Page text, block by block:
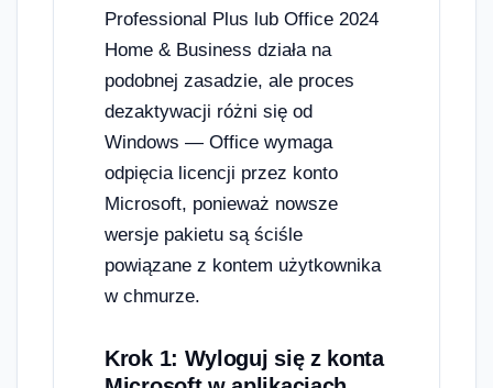
Professional Plus lub Office 2024
Home & Business działa na
podobnej zasadzie, ale proces
dezaktywacji różni się od
Windows — Office wymaga
odpięcia licencji przez konto
Microsoft, ponieważ nowsze
wersje pakietu są ściśle
powiązane z kontem użytkownika
w chmurze.
Krok 1: Wyloguj się z konta